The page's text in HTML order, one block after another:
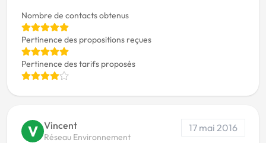
Nombre de contacts obtenus
Pertinence des propositions reçues
Pertinence des tarifs proposés
V Vincent
Réseau Environnement
17 mai 2016